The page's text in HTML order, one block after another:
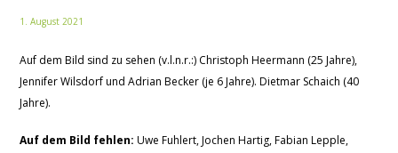
1. August 2021
Auf dem Bild sind zu sehen (v.l.n.r.:) Christoph Heermann (25 Jahre),
Jennifer Wilsdorf und Adrian Becker (je 6 Jahre). Dietmar Schaich (40
Jahre).
Auf dem Bild fehlen:Uwe Fuhlert, Jochen Hartig, Fabian Lepple,